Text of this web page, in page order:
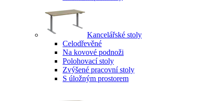
Kancelářské stoly
Celodřevěné
Na kovové podnoži
Polohovací stoly
Zvýšené pracovní stoly
S úložným prostorem